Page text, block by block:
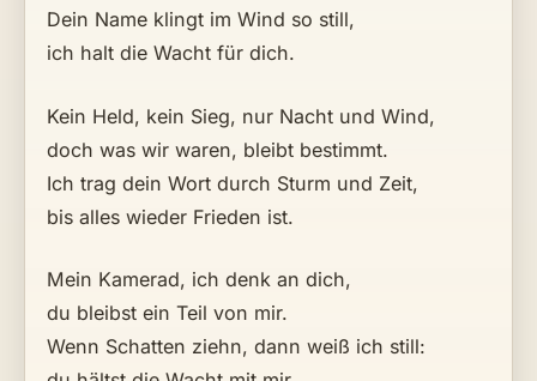
Dein Name klingt im Wind so still,
ich halt die Wacht für dich.
Kein Held, kein Sieg, nur Nacht und Wind,
doch was wir waren, bleibt bestimmt.
Ich trag dein Wort durch Sturm und Zeit,
bis alles wieder Frieden ist.
Mein Kamerad, ich denk an dich,
du bleibst ein Teil von mir.
Wenn Schatten ziehn, dann weiß ich still: